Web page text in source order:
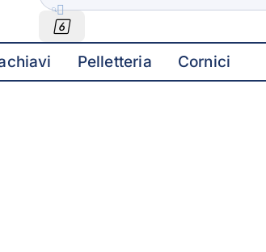


Pelletteria Cornici